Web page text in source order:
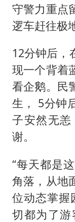
守警力重点
逻车赶往极
12分钟后，
现一个背着
看企鹅。民
生， 5分钟
子安然无
谢。
“每天都是
角落，从地
位动态掌握
切都为了